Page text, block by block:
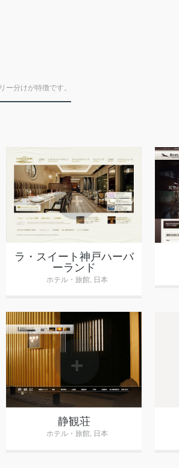
分けが特徴です。
+
ラ・スイート神戸ハーバ
ーランド
ホテル・旅館, 日本
+
静観荘
ホテル・旅館, 日本